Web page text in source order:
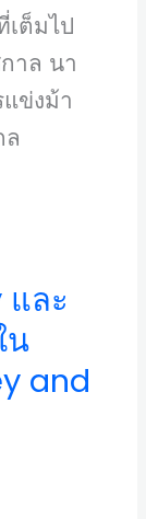
ต็มไป
าล นา
ข่งม้า
และ
น
and